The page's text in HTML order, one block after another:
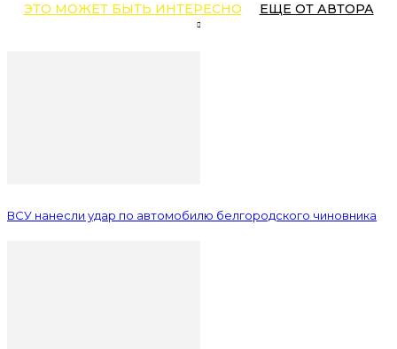
ЭТО МОЖЕТ БЫТЬ ИНТЕРЕСНО ЕЩЕ ОТ АВТОРА
ВСУ нанесли удар по автомобилю белгородского чиновника